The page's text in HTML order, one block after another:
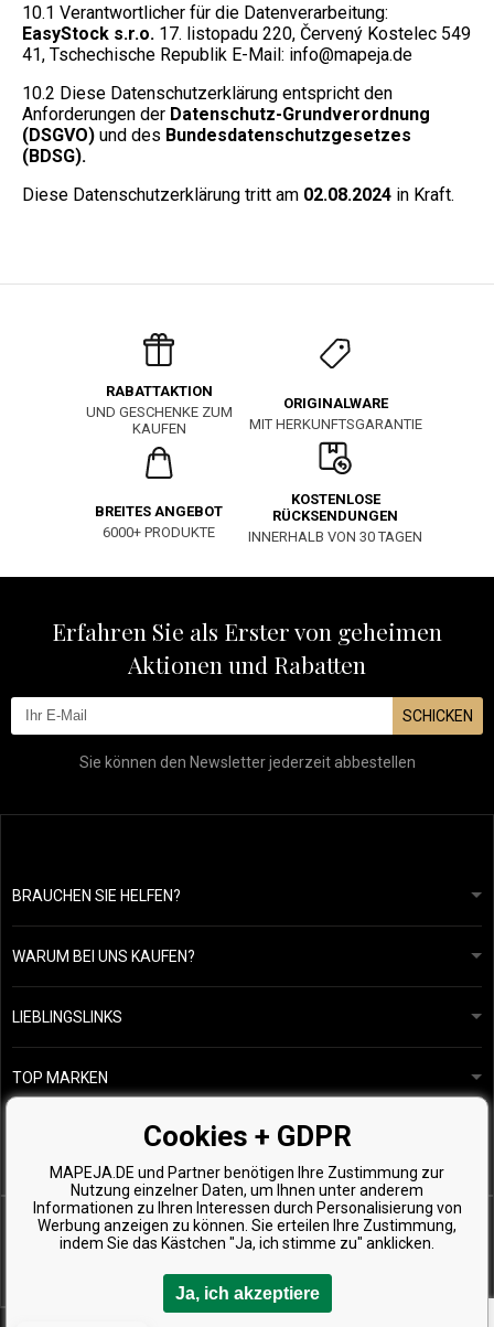
10.1 Verantwortlicher für die Datenverarbeitung:
EasyStock s.r.o. 17. listopadu 220, Červený Kostelec 549
41, Tschechische Republik E-Mail: info@mapeja.de
10.2 Diese Datenschutzerklärung entspricht den
Anforderungen der Datenschutz-Grundverordnung
(DSGVO) und des Bundesdatenschutzgesetzes
(BDSG).
Diese Datenschutzerklärung tritt am 02.08.2024 in Kraft.
RABATTAKTION
UND GESCHENKE ZUM
KAUFEN
ORIGINALWARE
MIT HERKUNFTSGARANTIE
BREITES ANGEBOT
6000+ PRODUKTE
KOSTENLOSE
RÜCKSENDUNGEN
INNERHALB VON 30 TAGEN
Erfahren Sie als Erster von geheimen
Aktionen und Rabatten
SCHICKEN
Sie können den Newsletter jederzeit abbestellen
BRAUCHEN SIE HELFEN?
info@mapeja.de
Wir werden innerhalb von 24 Stunden antworten.
WARUM BEI UNS KAUFEN?
Allgemeine geschäftsbedingungen
Datenschutzerklärung
Übersicht über Zahlungen und Versand
Rückgabe von Waren
LIEBLINGSLINKS
Unsere Geschichte
Kostenlose Produktproben
TOP MARKEN
Kérastase
Wella Professionals
Zenz Organic
Cookies + GDPR
MAPEJA.DE und Partner benötigen Ihre Zustimmung zur
Nutzung einzelner Daten, um Ihnen unter anderem
Informationen zu Ihren Interessen durch Personalisierung von
Werbung anzeigen zu können. Sie erteilen Ihre Zustimmung,
indem Sie das Kästchen "Ja, ich stimme zu" anklicken.
Ja, ich akzeptiere